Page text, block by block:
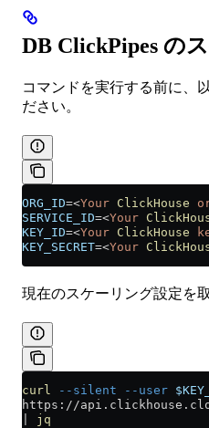
DB ClickPipes の
コマンドを実行する前に、
ださい。
ORG_ID=<Your ClickHouse
SERVICE_ID=<Your
KEY_ID=<Your ClickHouse
KEY_SECRET=<Your
現在のスケーリング設定を
curl --silent --user
https://
jq